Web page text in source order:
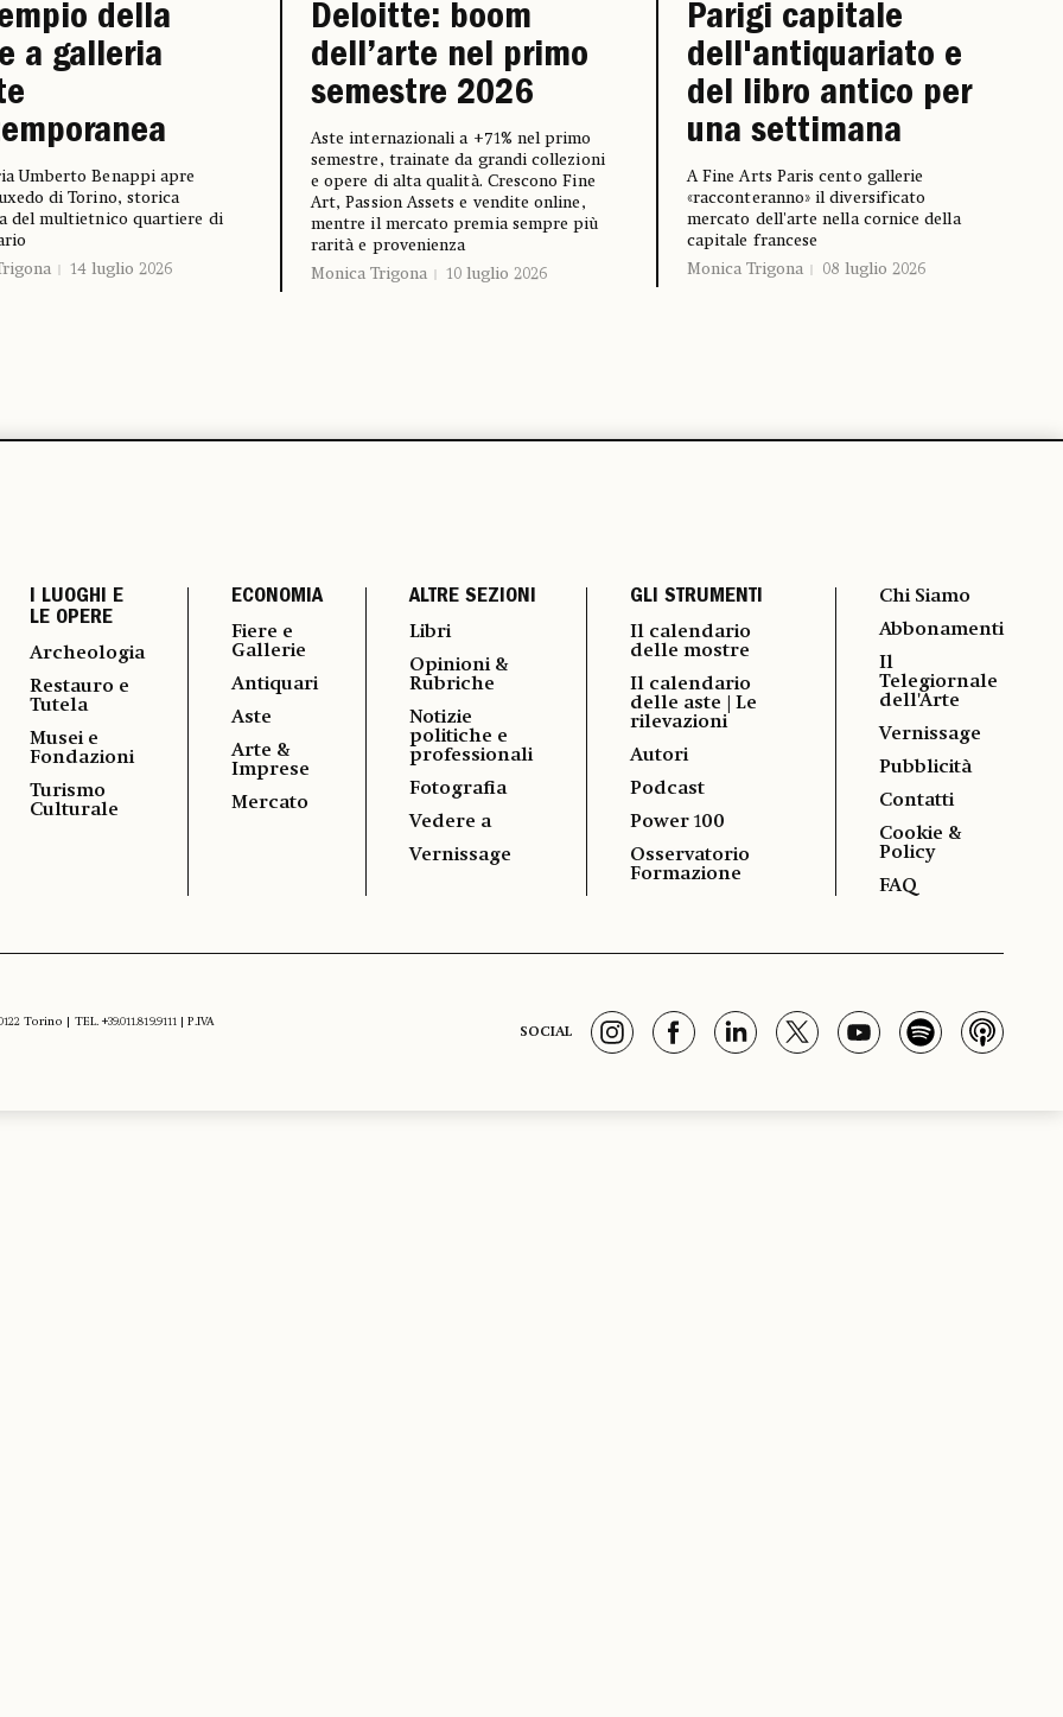
della
a galleria
Umberto Benappi apre
di Torino, storica
del multietnico quartiere di
14 luglio 2026
Deloitte: boom
dell’arte nel primo
semestre 2026
Aste internazionali a +71% nel primo
semestre, trainate da grandi collezioni
e opere di alta qualità. Crescono Fine
Art, Passion Assets e vendite online,
mentre il mercato premia sempre più
rarità e provenienza
Monica Trigona
10 luglio 2026
Parigi capitale
dell'antiquariato e
del libro antico per
una settimana
A Fine Arts Paris cento gallerie
«racconteranno» il diversificato
mercato dell'arte nella cornice della
capitale francese
Monica Trigona
08 luglio 2026
I LUOGHI E
LE OPERE
Archeologia
Restauro e
Tutela
Musei e
Fondazioni
Turismo
Culturale
ECONOMIA
Fiere e
Gallerie
Antiquari
Aste
Arte &
Imprese
Mercato
ALTRE SEZIONI
Libri
Opinioni &
Rubriche
Notizie
politiche e
professionali
Fotografia
Vedere a
Vernissage
GLI STRUMENTI
Il calendario
delle mostre
Il calendario
delle aste | Le
rilevazioni
Autori
Podcast
Power 100
Osservatorio
Formazione
Chi Siamo
Abbonamenti
Il
Telegiornale
dell'Arte
Vernissage
Pubblicità
Contatti
Cookie &
Policy
FAQ
Torino | TEL. +39.011.819.9111 | P.IVA
SOCIAL